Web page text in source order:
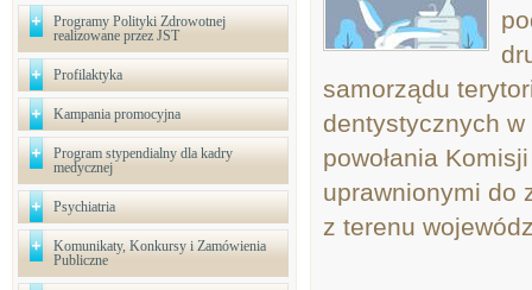
Programy Polityki Zdrowotnej
realizowane przez JST
Profilaktyka
Kampania promocyjna
Program stypendialny dla kadry
medycznej
Psychiatria
Komunikaty, Konkursy i Zamówienia
Publiczne
samorządu
dentystycznych w
powołania
uprawnionymi do
z terenu